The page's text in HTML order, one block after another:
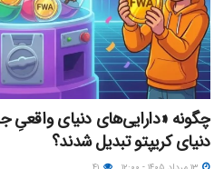
چگونه «دارایی‌های دنیای
دنیای کریپتو تبدیل شدند؟